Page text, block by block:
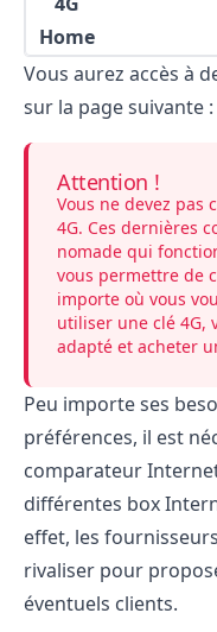
Home
Vous aurez accès à
sur la page suivante :
Attention !
Vous ne devez pas
4G. Ces dernières
nomade qui
vous permettre de
importe où vous
utiliser une clé 4G,
adapté et acheter
Peu importe ses
préférences, il est
comparateur
différentes box
effet, les
rivaliser pour
éventuels clients.